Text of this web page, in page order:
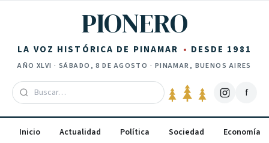
PIONERO
LA VOZ HISTÓRICA DE PINAMAR DESDE 1981
AÑO XLVI · SÁBADO, 8 DE AGOSTO · PINAMAR, BUENOS AIRES
f
Inicio Actualidad Política Sociedad Economía